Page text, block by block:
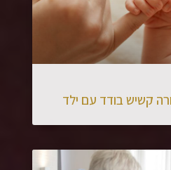
קשיש בודד עם ילד